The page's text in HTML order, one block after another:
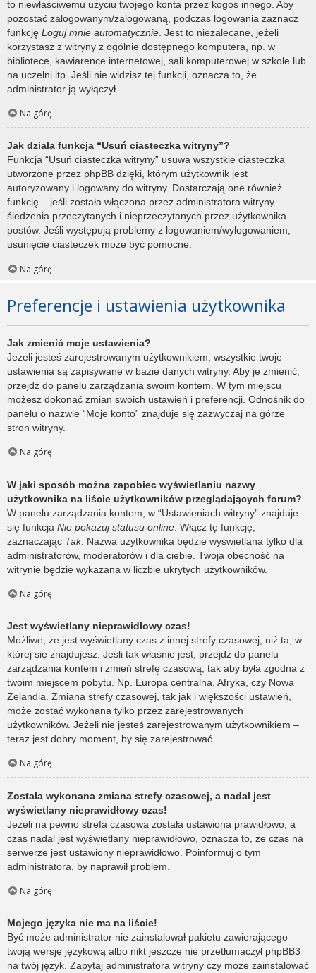
to niewłaściwemu użyciu twojego konta przez kogoś innego. Aby
pozostać zalogowanym/zalogowaną, podczas logowania zaznacz
funkcję Loguj mnie automatycznie . Jest to niezalecane, jeżeli
korzystasz z witryny z ogólnie dostępnego komputera, np. w
bibliotece, kawiarence internetowej, sali komputerowej w szkole lub
na uczelni itp. Jeśli nie widzisz tej funkcji, oznacza to, że
administrator ją wyłączył.
Na górę
Jak działa funkcja “Usuń ciasteczka witryny”?
Funkcja “Usuń ciasteczka witryny” usuwa wszystkie ciasteczka
utworzone przez phpBB dzięki, którym użytkownik jest
autoryzowany i logowany do witryny. Dostarczają one również
funkcję – jeśli została włączona przez administratora witryny –
śledzenia przeczytanych i nieprzeczytanych przez użytkownika
postów. Jeśli występują problemy z logowaniem/wylogowaniem,
usunięcie ciasteczek może być pomocne.
Na górę
Preferencje i ustawienia użytkownika
Jak zmienić moje ustawienia?
Jeżeli jesteś zarejestrowanym użytkownikiem, wszystkie twoje
ustawienia są zapisywane w bazie danych witryny. Aby je zmienić,
przejdź do panelu zarządzania swoim kontem. W tym miejscu
możesz dokonać zmian swoich ustawień i preferencji. Odnośnik do
panelu o nazwie “Moje konto” znajduje się zazwyczaj na górze
stron witryny.
Na górę
W jaki sposób można zapobiec wyświetlaniu nazwy
użytkownika na liście użytkowników przeglądających forum?
W panelu zarządzania kontem, w “Ustawieniach witryny” znajduje
się funkcja Nie pokazuj statusu online . Włącz tę funkcję,
zaznaczając Tak. Nazwa użytkownika będzie wyświetlana tylko dla
administratorów, moderatorów i dla ciebie. Twoja obecność na
witrynie będzie wykazana w liczbie ukrytych użytkowników.
Na górę
Jest wyświetlany nieprawidłowy czas!
Możliwe, że jest wyświetlany czas z innej strefy czasowej, niż ta, w
której się znajdujesz. Jeśli tak właśnie jest, przejdź do panelu
zarządzania kontem i zmień strefę czasową, tak aby była zgodna z
twoim miejscem pobytu. Np. Europa centralna, Afryka, czy Nowa
Zelandia. Zmiana strefy czasowej, tak jak i większości ustawień,
może zostać wykonana tylko przez zarejestrowanych
użytkowników. Jeżeli nie jesteś zarejestrowanym użytkownikiem –
teraz jest dobry moment, by się zarejestrować.
Na górę
Została wykonana zmiana strefy czasowej, a nadal jest
wyświetlany nieprawidłowy czas!
Jeżeli na pewno strefa czasowa została ustawiona prawidłowo, a
czas nadal jest wyświetlany nieprawidłowo, oznacza to, że czas na
serwerze jest ustawiony nieprawidłowo. Poinformuj o tym
administratora, by naprawił problem.
Na górę
Mojego języka nie ma na liście!
Być może administrator nie zainstalował pakietu zawierającego
twoją wersję językową albo nikt jeszcze nie przetłumaczył phpBB3
na twój język. Zapytaj administratora witryny czy może zainstalować